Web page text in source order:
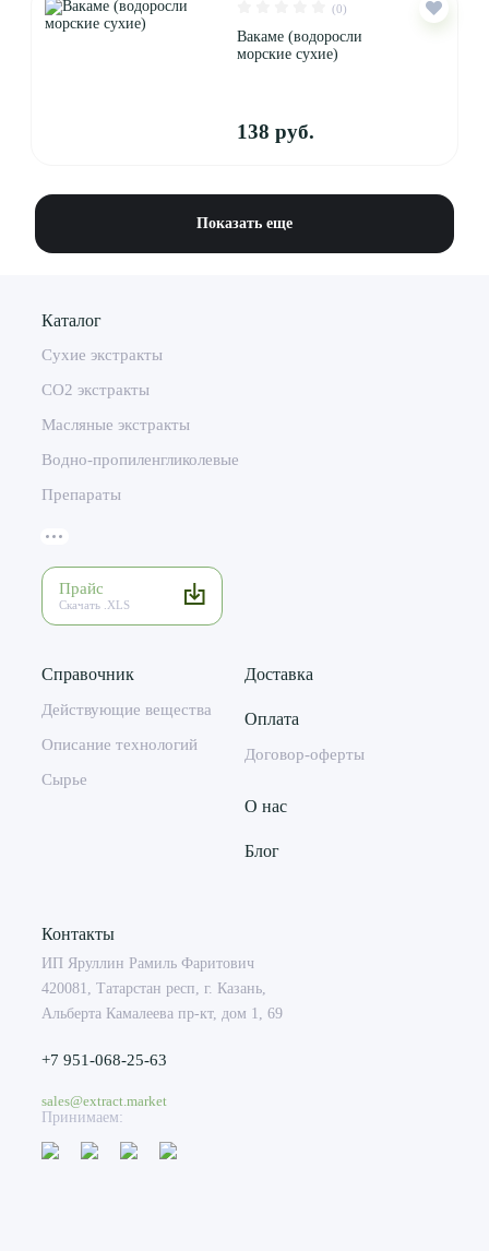
(0)
Вакаме (водоросли
морские сухие)
138 руб.
Показать еще
Каталог
Сухие экстракты
CO2 экстракты
Масляные экстракты
Водно-пропиленгликолевые
Препараты
Прайс
Скачать .XLS
Справочник
Действующие вещества
Описание технологий
Сырье
Доставка
Оплата
Договор-оферты
О нас
Блог
Контакты
ИП Яруллин Рамиль Фаритович
420081, Татарстан респ, г. Казань,
Альберта Камалеева пр-кт, дом 1, 69
+7 951-068-25-63
sales@extract.market
Принимаем: